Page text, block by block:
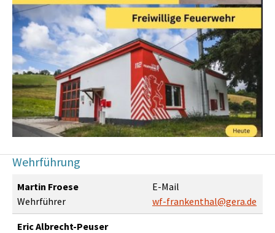
Wehrführung
Martin Froese
Wehrführer
E-Mail
wf-frankenthal@gera.de
Eric Albrecht-Peuser